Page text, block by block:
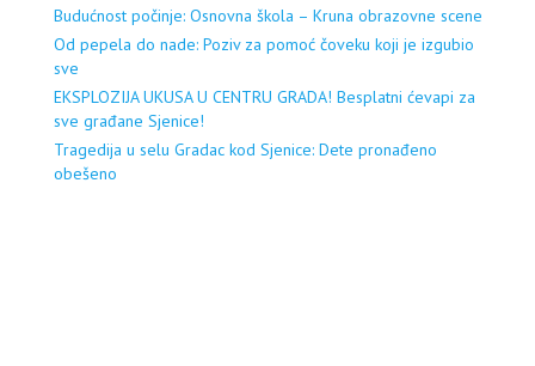
Budućnost počinje: Osnovna škola – Kruna obrazovne scene
Od pepela do nade: Poziv za pomoć čoveku koji je izgubio
sve
EKSPLOZIJA UKUSA U CENTRU GRADA! Besplatni ćevapi za
sve građane Sjenice!
Tragedija u selu Gradac kod Sjenice: Dete pronađeno
obešeno